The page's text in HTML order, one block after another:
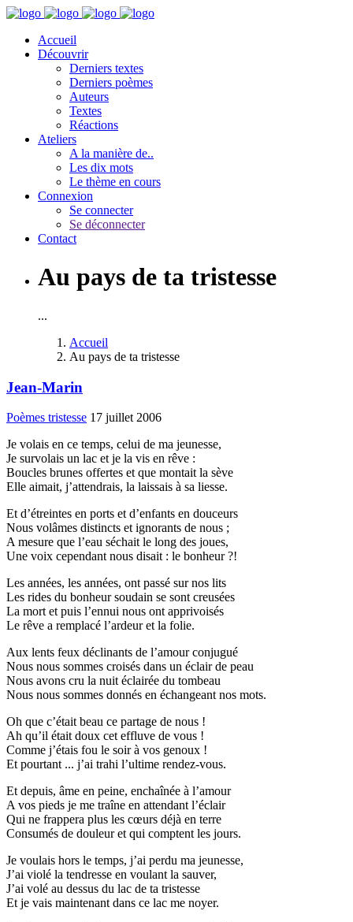
Accueil
Découvrir
Derniers textes
Derniers poèmes
Auteurs
Textes
Réactions
Ateliers
A la manière de..
Les dix mots
Le thème en cours
Connexion
Se connecter
Se déconnecter
Contact
Au pays de ta tristesse
...
Accueil
Au pays de ta tristesse
Jean-Marin
Poèmes tristesse 17 juillet 2006
Je volais en ce temps, celui de ma jeunesse,
Je survolais un lac et je la vis en rêve :
Boucles brunes offertes et que montait la sève
Elle aimait, j’attendrais, la laissais à sa liesse.
Et d’étreintes en ports et d’enfants en douceurs
Nous volâmes distincts et ignorants de nous ;
A mesure que l’eau séchait le long des joues,
Une voix cependant nous disait : le bonheur ?!
Les années, les années, ont passé sur nos lits
Les rides du bonheur soudain se sont creusées
La mort et puis l’ennui nous ont apprivoisés
Le rêve a remplacé l’ardeur et la folie.
Aux lents feux déclinants de l’amour conjugué
Nous nous sommes croisés dans un éclair de peau
Nous avons cru la nuit éclairée du tombeau
Nous nous sommes donnés en échangeant nos mots.
Oh que c’était beau ce partage de nous !
Ah qu’il était doux cet effluve de vous !
Comme j’étais fou le soir à vos genoux !
Et pourtant ... j’ai trahi l’ultime rendez-vous.
Et depuis, âme en peine, enchaînée à l’amour
A vos pieds je me traîne en attendant l’éclair
Qui ne frappera plus les cœurs déjà en terre
Consumés de douleur et qui comptent les jours.
Je voulais hors le temps, j’ai perdu ma jeunesse,
J’ai violé la tendresse en voulant la sauver,
J’ai volé au dessus du lac de ta tristesse
Et je vais maintenant dans ce lac me noyer.